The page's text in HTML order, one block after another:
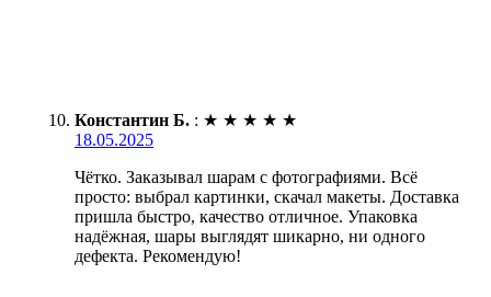
Константин Б. : ★ ★ ★ ★ ★
18.05.2025
Чётко. Заказывал шарам с фотографиями. Всё
просто: выбрал картинки, скачал макеты. Доставка
пришла быстро, качество отличное. Упаковка
надёжная, шары выглядят шикарно, ни одного
дефекта. Рекомендую!